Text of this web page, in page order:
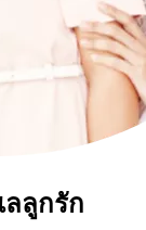
ลูกรัก